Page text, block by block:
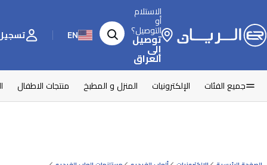
الاستلام
أو
التوصيل؟
توصيل
إلى
العراق
EN تسجيل
جميع الفئات الإلكترونيات المنزل و المطبخ منتجات الاطفال